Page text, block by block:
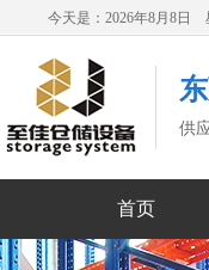
今天是：2026年8月8日
供
首页